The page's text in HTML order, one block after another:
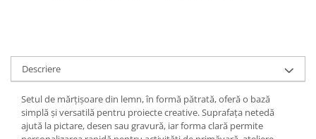
Descriere
Setul de mărțișoare din lemn, în formă pătrată, oferă o bază
simplă și versatilă pentru proiecte creative. Suprafața netedă
ajută la pictare, desen sau gravură, iar forma clară permite